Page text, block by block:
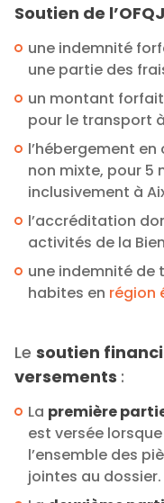
Soutien de
une indemnité
une partie des
un montant
pour le transport
l’hébergement
non mixte, pour 5
inclusivement à
l’accréditation
activités de la
une indemnité de
habites en région
Le soutien
versements :
La première
est versée
l’ensemble des
jointes au dossier.